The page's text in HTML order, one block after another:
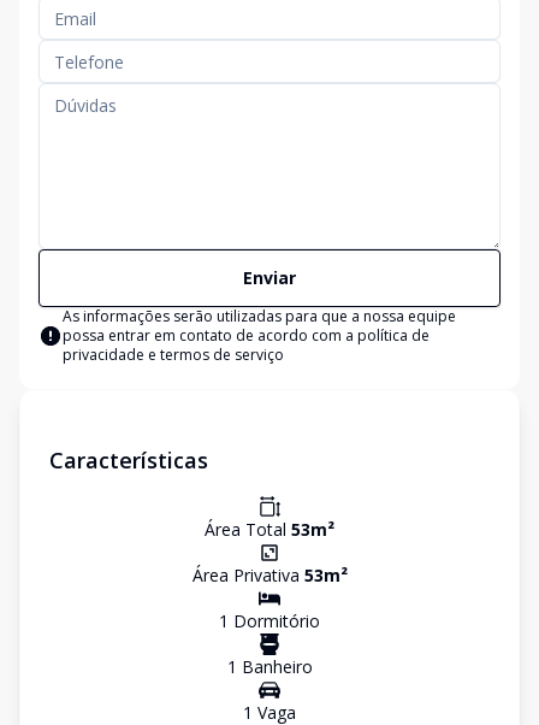
Enviar
As informações serão utilizadas para que a nossa equipe
possa entrar em contato de acordo com a política de
privacidade e termos de serviço
Características
Área Total 53m²
Área Privativa 53m²
1 Dormitório
1 Banheiro
1 Vaga